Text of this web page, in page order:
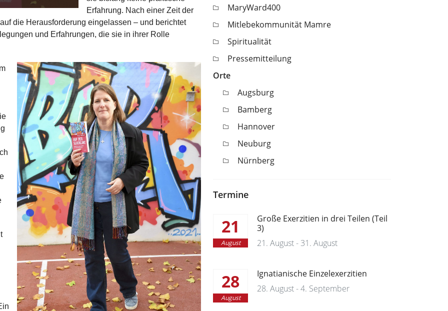
Erfahrung. Nach einer Zeit der
die Herausforderung eingelassen – und berichtet
und Erfahrungen, die sie in ihrer Rolle
MaryWard400
Mitlebekommunität Mamre
Spiritualität
Pressemitteilung
Orte
Augsburg
Bamberg
Hannover
Neuburg
Nürnberg
Termine
21
August
Große Exerzitien in drei Teilen (Teil
3)
21. August - 31. August
28
August
Ignatianische Einzelexerzitien
28. August - 4. September